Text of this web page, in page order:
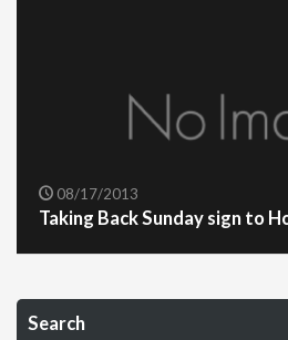
08/17/2013
Taking Back Sunday sign to
Search